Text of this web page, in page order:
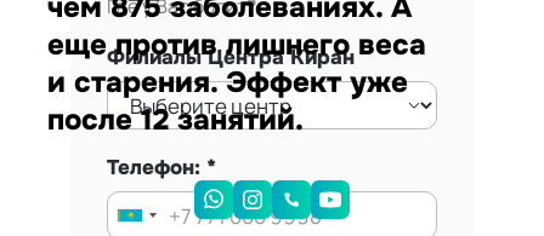
Где у Вас болит?
Филиалы Центра Киран
Телефон:
чем 875 заболеваниях. А
еще против лишнего веса
и старения. Эффект уже
после 12 занятий.